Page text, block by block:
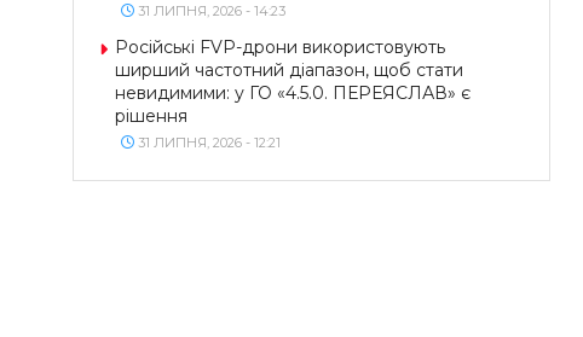
31 ЛИПНЯ, 2026 - 14:23
Російські FVP-дрони використовують
ширший частотний діапазон, щоб стати
невидимими: у ГО «4.5.0. ПЕРЕЯСЛАВ» є
рішення
31 ЛИПНЯ, 2026 - 12:21